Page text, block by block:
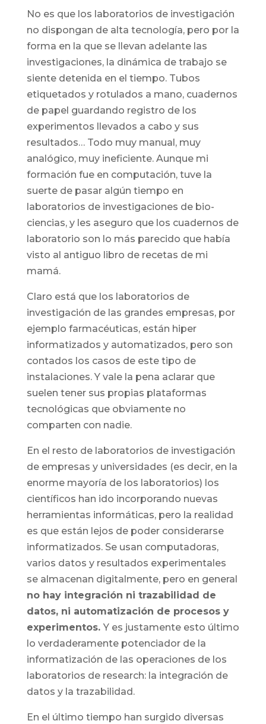
No es que los laboratorios de investigación
no dispongan de alta tecnología, pero por la
forma en la que se llevan adelante las
investigaciones, la dinámica de trabajo se
siente detenida en el tiempo. Tubos
etiquetados y rotulados a mano, cuadernos
de papel guardando registro de los
experimentos llevados a cabo y sus
resultados… Todo muy manual, muy
analógico, muy ineficiente. Aunque mi
formación fue en computación, tuve la
suerte de pasar algún tiempo en
laboratorios de investigaciones de bio-
ciencias, y les aseguro que los cuadernos de
laboratorio son lo más parecido que había
visto al antiguo libro de recetas de mi
mamá.
Claro está que los laboratorios de
investigación de las grandes empresas, por
ejemplo farmacéuticas, están hiper
informatizados y automatizados, pero son
contados los casos de este tipo de
instalaciones. Y vale la pena aclarar que
suelen tener sus propias plataformas
tecnológicas que obviamente no
comparten con nadie.
En el resto de laboratorios de investigación
de empresas y universidades (es decir, en la
enorme mayoría de los laboratorios) los
científicos han ido incorporando nuevas
herramientas informáticas, pero la realidad
es que están lejos de poder considerarse
informatizados. Se usan computadoras,
varios datos y resultados experimentales
se almacenan digitalmente, pero en general
no hay integración ni trazabilidad de
datos, ni automatización de procesos y
experimentos.Y es justamente esto último
lo verdaderamente potenciador de la
informatización de las operaciones de los
laboratorios de research: la integración de
datos y la trazabilidad.
En el último tiempo han surgido diversas